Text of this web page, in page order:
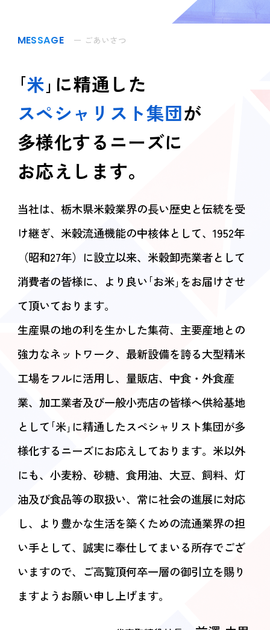
社員インタビュー
募集要項
MESSAGE ー ごあいさつ
｢米｣に精通した
スペシャリスト集団が
多様化するニーズに
お応えします。
当社は、栃木県米穀業界の長い歴史と伝統を受
け継ぎ、 米穀流通機能の中核体として、1952年
（昭和27年）に設立以来、米穀卸売業者として
消費者の皆様に、より良い｢お米｣をお届けさせ
て頂いております。
生産県の地の利を生かした集荷、主要産地との
強力なネットワーク、最新設備を誇る大型精米
工場をフルに活用し、量販店、中食・外食産
業、加工業者及び一般小売店の皆様へ供給基地
として｢米｣に精通したスペシャリスト集団が多
様化するニーズにお応えしております。 米以外
にも、小麦粉、砂糖、食用油、大豆、飼料、灯
油及び食品等の取扱い、 常に社会の進展に対応
し、より豊かな生活を築くための流通業界の担
い手として、 誠実に奉仕してまいる所存でござ
いますので、 ご高覧頂何卒一層の御引立を賜り
ますようお願い申し上げます。